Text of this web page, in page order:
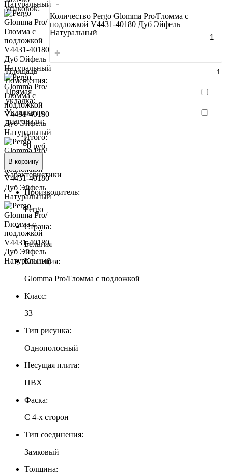
упаковок:
-
Количество Pergo Glomma Pro/Гломма с
подложкой V4431-40180 Дуб Эйфель
Натуральный
+
Площадь
помещения:
Прямая
укладка:
Укладка по
диагонали:
Итого:
0 руб.
В корзину
Характеристики
Производитель:
Pergo
Страна:
Бельгия
Коллеция:
Glomma Pro/Гломма с подложкой
Класс:
33
Тип рисунка:
Однополосный
Несущая плита:
ПВХ
Фаска:
С 4-х сторон
Тип соединения:
Замковый
Толщина: